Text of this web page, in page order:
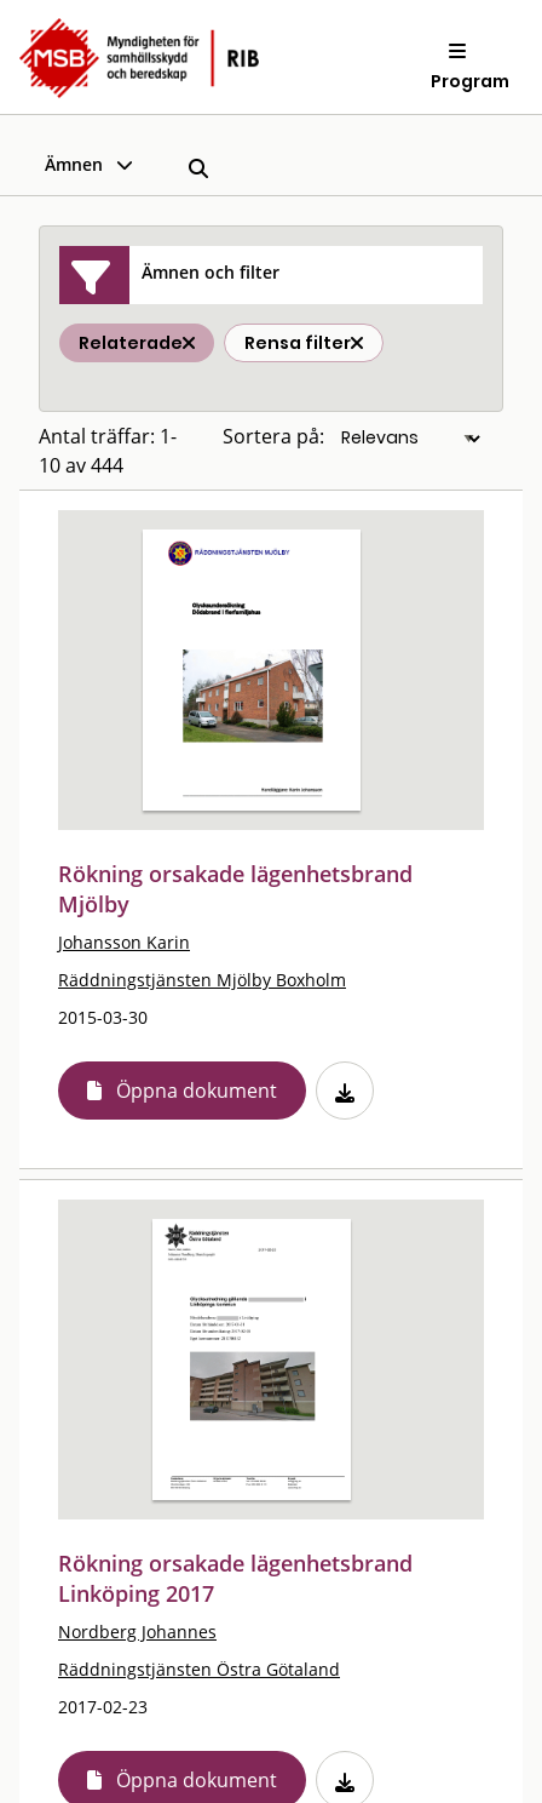
Program
Ämnen
Ämnen och filter
Relaterade Rensa filter
Antal träffar: 1-
10 av 444
Sortera på:
Rökning orsakade lägenhetsbrand
Mjölby
Johansson Karin
Räddningstjänsten Mjölby Boxholm
2015-03-30
Öppna dokument
Rökning orsakade lägenhetsbrand
Linköping 2017
Nordberg Johannes
Räddningstjänsten Östra Götaland
2017-02-23
Öppna dokument